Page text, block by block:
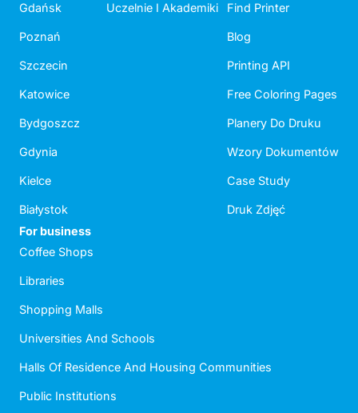
Gdańsk
Poznań
Szczecin
Katowice
Bydgoszcz
Gdynia
Kielce
Białystok
Uczelnie I Akademiki Find Printer
Blog
Printing API
Free Coloring Pages
Planery Do Druku
Wzory Dokumentów
Case Study
Druk Zdjęć
For business
Coffee Shops
Libraries
Shopping Malls
Universities And Schools
Halls Of Residence And Housing Communities
Public Institutions